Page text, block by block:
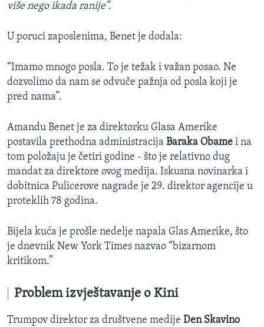
više nego ikada ranije”.
U poruci zaposlenima, Benet je dodala:
“Imamo mnogo posla. To je težak i važan posao. Ne
dozvolimo da nam se odvuče pažnja od posla koji je
pred nama”.
Amandu Benet je za direktorku Glasa Amerike
postavila prethodna administracija Baraka Obame i na
tom položaju je četiri godine - što je relativno dug
mandat za direktore ovog medija. Iskusna novinarka i
dobitnica Pulicerove nagrade je 29. direktor agencije u
proteklih 78 godina.
Bijela kuća je prošle nedelje napala Glas Amerike, što
je dnevnik New York Times nazvao “bizarnom
kritikom.”
Problem izvještavanje o Kini
Trumpov direktor za društvene medije Den Skavino